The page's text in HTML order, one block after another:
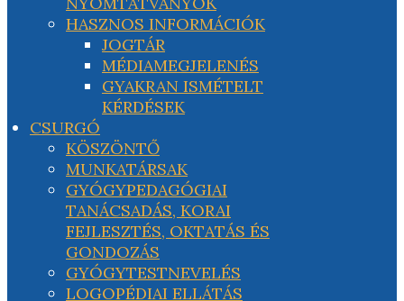
HASZNOS INFORMÁCIÓK
JOGTÁR
MÉDIAMEGJELENÉS
GYAKRAN ISMÉTELT
KÉRDÉSEK
CSURGÓ
KÖSZÖNTŐ
MUNKATÁRSAK
GYÓGYPEDAGÓGIAI
TANÁCSADÁS, KORAI
FEJLESZTÉS, OKTATÁS ÉS
GONDOZÁS
GYÓGYTESTNEVELÉS
LOGOPÉDIAI ELLÁTÁS